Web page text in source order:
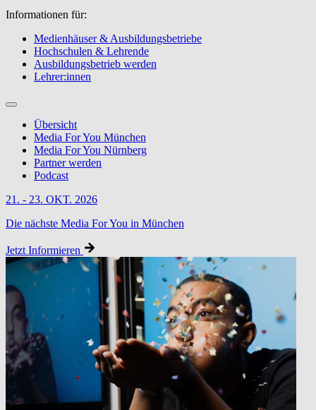
Informationen für:
Medienhäuser & Ausbildungsbetriebe
Hochschulen & Lehrende
Ausbildungsbetrieb werden
Lehrer:innen
Übersicht
Media For You München
Media For You Nürnberg
Partner werden
Podcast
21. - 23. OKT. 2026
Die nächste Media For You in München
Jetzt Informieren